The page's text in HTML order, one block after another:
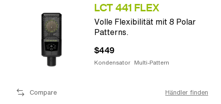
LCT 441 FLEX
Volle Flexibilität mit 8 Polar
Patterns.
$449
Kondensator Multi-Pattern
Compare Händler finden